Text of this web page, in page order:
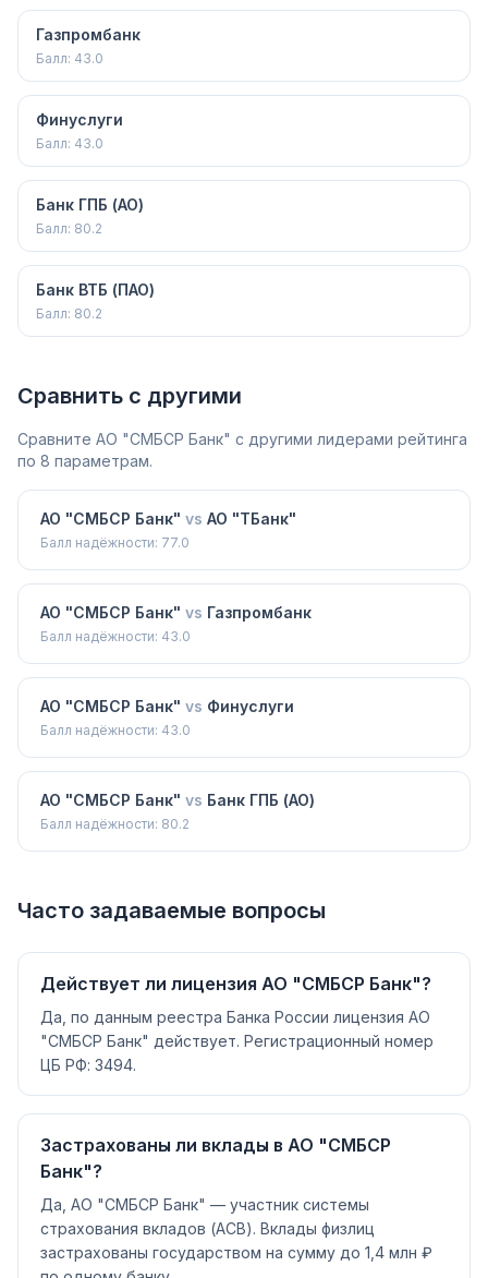
Газпромбанк
Балл: 43.0
Финуслуги
Балл: 43.0
Банк ГПБ (АО)
Балл: 80.2
Банк ВТБ (ПАО)
Балл: 80.2
Сравнить с другими
Сравните АО "СМБСР Банк" с другими лидерами рейтинга
по 8 параметрам.
АО "СМБСР Банк" vs АО "ТБанк"
Балл надёжности: 77.0
АО "СМБСР Банк" vs Газпромбанк
Балл надёжности: 43.0
АО "СМБСР Банк" vs Финуслуги
Балл надёжности: 43.0
АО "СМБСР Банк" vs Банк ГПБ (АО)
Балл надёжности: 80.2
Часто задаваемые вопросы
Действует ли лицензия АО "СМБСР Банк"?
Да, по данным реестра Банка России лицензия АО
"СМБСР Банк" действует. Регистрационный номер
ЦБ РФ: 3494.
Застрахованы ли вклады в АО "СМБСР
Банк"?
Да, АО "СМБСР Банк" — участник системы
страхования вкладов (АСВ). Вклады физлиц
застрахованы государством на сумму до 1,4 млн ₽